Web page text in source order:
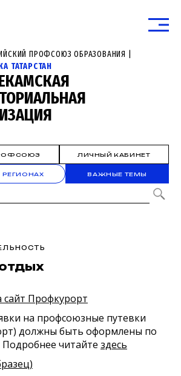
ПРОФСОЮЗ ОБРАЗОВАНИЯ |
ТАТАРСТАН
ЛИЧНЫЙ КАБИНЕТ
ВАЖНЫЕ ТЕМЫ
сайт Профкурорт
на профсоюзные путевки
должны быть оформлены по
читайте здесь